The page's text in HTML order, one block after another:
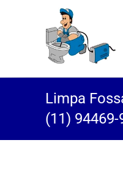
Limpa
(11) 94469-